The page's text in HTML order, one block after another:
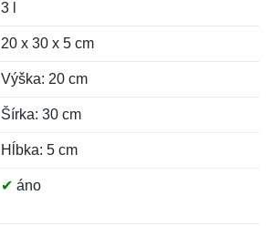
3 l
20 x 30 x 5 cm
Výška: 20 cm
Šírka: 30 cm
Hĺbka: 5 cm
✔ áno